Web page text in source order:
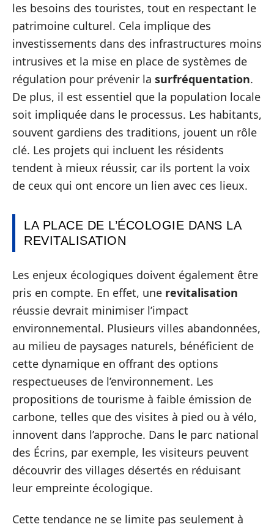
les besoins des touristes, tout en respectant le
patrimoine culturel. Cela implique des
investissements dans des infrastructures moins
intrusives et la mise en place de systèmes de
régulation pour prévenir la surfréquentation.
De plus, il est essentiel que la population locale
soit impliquée dans le processus. Les habitants,
souvent gardiens des traditions, jouent un rôle
clé. Les projets qui incluent les résidents
tendent à mieux réussir, car ils portent la voix
de ceux qui ont encore un lien avec ces lieux.
LA PLACE DE L’ÉCOLOGIE DANS LA
REVITALISATION
Les enjeux écologiques doivent également être
pris en compte. En effet, une revitalisation
réussie devrait minimiser l’impact
environnemental. Plusieurs villes abandonnées,
au milieu de paysages naturels, bénéficient de
cette dynamique en offrant des options
respectueuses de l’environnement. Les
propositions de tourisme à faible émission de
carbone, telles que des visites à pied ou à vélo,
innovent dans l’approche. Dans le parc national
des Écrins, par exemple, les visiteurs peuvent
découvrir des villages désertés en réduisant
leur empreinte écologique.
Cette tendance ne se limite pas seulement à